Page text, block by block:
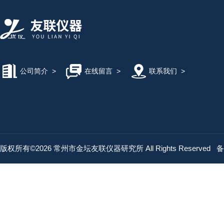
公司简介 > 在线留言> 联系我们 >
版权所有©2026 常州市金坛友联仪器研究所 All Rights Reserved